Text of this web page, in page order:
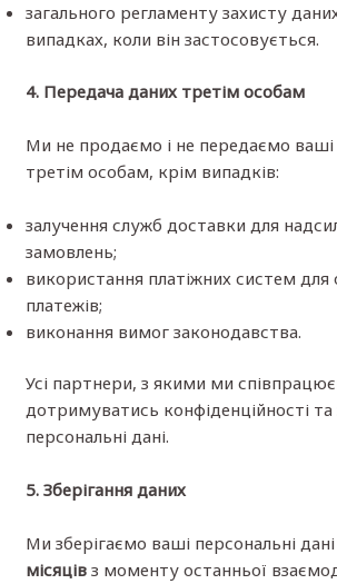
загального регламенту захисту
випадках, коли він застосовується.
4. Передача даних третім особам
Ми не продаємо і не передаємо ваші
третім особам, крім випадків:
залучення служб доставки для
замовлень;
використання платіжних систем для
платежів;
виконання вимог законодавства.
Усі партнери, з якими ми
дотримуватись конфіденційності
персональні дані.
5. Зберігання даних
Ми зберігаємо ваші персональні дані
місяців з моменту останньої